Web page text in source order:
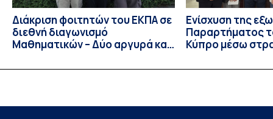
Διάκριση φοιτητών του ΕΚΠΑ σε
διεθνή διαγωνισμό
Μαθηματικών – Δύο αργυρά και
Ενίσχυση της
Παραρτήματος
Κύπρο μέσω